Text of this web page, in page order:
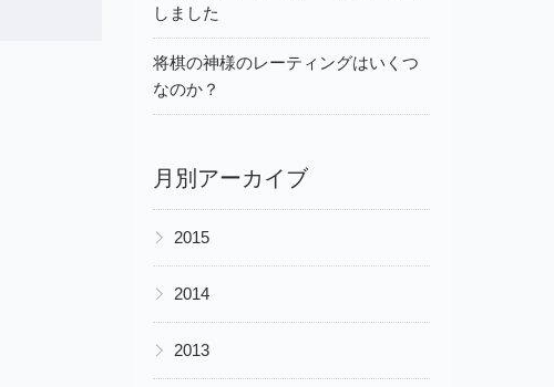
しました
将棋の神様のレーティングはいくつ
なのか？
月別アーカイブ
▶ 2015
▶ 2014
▶ 2013